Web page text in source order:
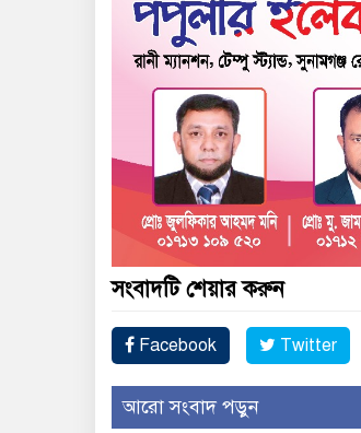
সংবাদটি শেয়ার করুন
Facebook Twitter
আরো সংবাদ পড়ুন